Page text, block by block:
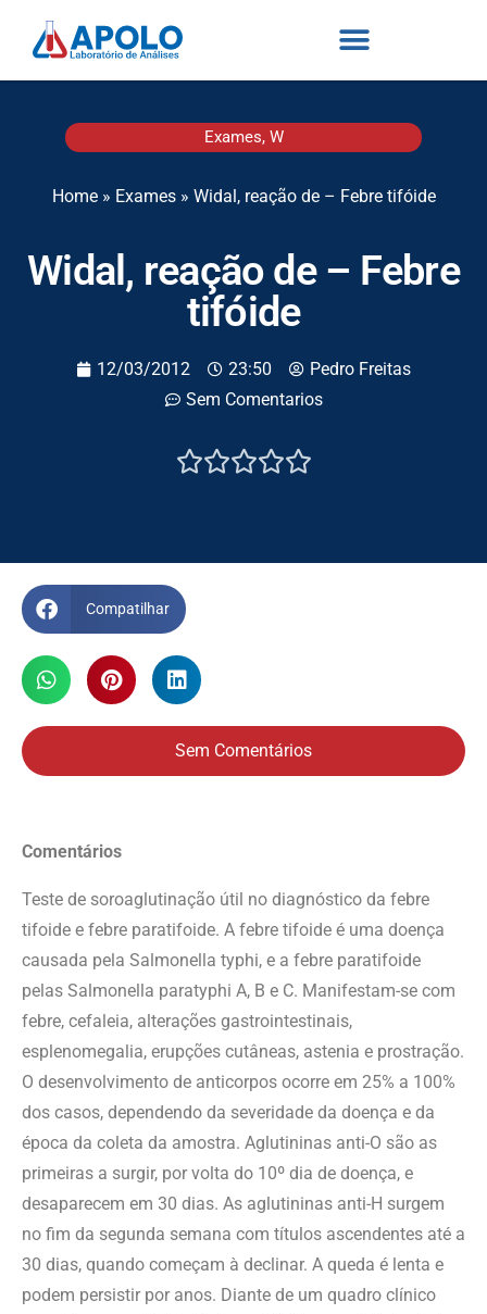
Exames, W
Home» Exames» Widal, reação de – Febre tifóide
Widal, reação de – Febre
tifóide
12/03/2012 23:50
Pedro Freitas
Sem Comentarios

Compatilhar
Sem Comentários
Comentários
Teste de soroaglutinação útil no diagnóstico da febre
tifoide e febre paratifoide. A febre tifoide é uma doença
causada pela Salmonella typhi, e a febre paratifoide
pelas Salmonella paratyphi A, B e C. Manifestam-se com
febre, cefaleia, alterações gastrointestinais,
esplenomegalia, erupções cutâneas, astenia e prostração.
O desenvolvimento de anticorpos ocorre em 25% a 100%
dos casos, dependendo da severidade da doença e da
época da coleta da amostra. Aglutininas anti-O são as
primeiras a surgir, por volta do 10º dia de doença, e
desaparecem em 30 dias. As aglutininas anti-H surgem
no fim da segunda semana com títulos ascendentes até a
30 dias, quando começam à declinar. A queda é lenta e
podem persistir por anos. Diante de um quadro clínico